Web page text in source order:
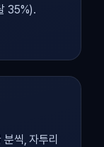
35%).
씩, 자투리